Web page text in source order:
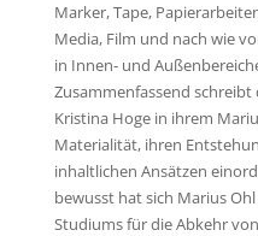
Marker, Tape,
Media, Film und nach wie
in Innen- und
Zusammenfassend
Kristina Hoge in ihrem
Materialität, ihren
inhaltlichen Ansätzen
bewusst hat sich Marius
Studiums für die Abkehr